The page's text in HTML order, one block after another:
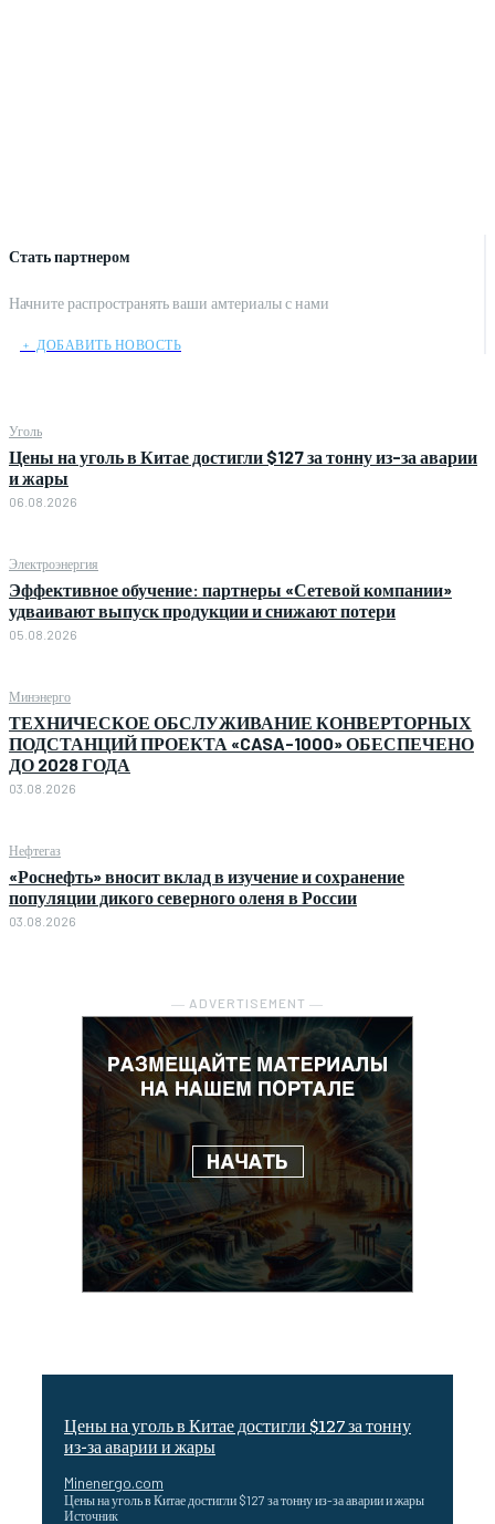
Стать партнером
Начните распространять ваши амтериалы с нами
﹢ ДОБАВИТЬ НОВОСТЬ
Уголь
Цены на уголь в Китае достигли $127 за тонну из-за аварии
и жары
06.08.2026
Электроэнергия
Эффективное обучение: партнеры «Сетевой компании»
удваивают выпуск продукции и снижают потери
05.08.2026
Минэнерго
ТЕХНИЧЕСКОЕ ОБСЛУЖИВАНИЕ КОНВЕРТОРНЫХ
ПОДСТАНЦИЙ ПРОЕКТА «CASA-1000» ОБЕСПЕЧЕНО
ДО 2028 ГОДА
03.08.2026
Нефтегаз
«Роснефть» вносит вклад в изучение и сохранение
популяции дикого северного оленя в России
03.08.2026
― ADVERTISEMENT ―
Цены на уголь в Китае достигли $127 за тонну
из-за аварии и жары
Minenergo.com
Цены на уголь в Китае достигли $127 за тонну из-за аварии и жары
Источник